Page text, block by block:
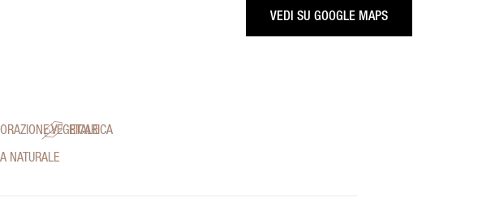
VEDI SU GOOGLE MAPS
VEGETALE
RICARICA
NATURALE